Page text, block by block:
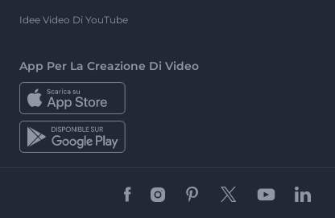
Idee Video Di YouTube
App Per La Creazione Di Video